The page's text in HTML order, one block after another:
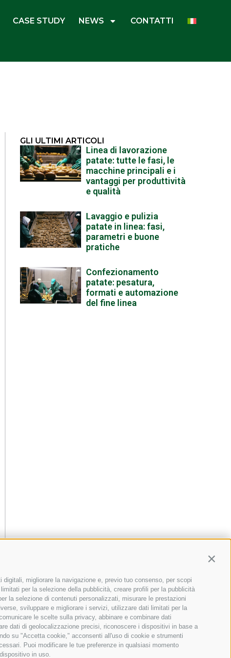
migliorare la navigazione e, previo tuo consenso, per scopi
per la selezione della pubblicità, creare profili per la pubblicità
la selezione di contenuti personalizzati, misurare le prestazioni
sviluppare e migliorare i servizi, utilizzare dati limitati per la
le scelte sulla privacy, abbinare e combinare dati
dati di geolocalizzazione precisi, riconoscere i dispositivi in base a
su "Accetta cookie," acconsenti all'uso di cookie e strumenti
Puoi modificare le tue preferenze in qualsiasi momento
in uso.
CASE STUDY NEWS CONTATTI
GLI ULTIMI ARTICOLI
Linea di lavorazione
patate: tutte le fasi, le
macchine principali e i
vantaggi per produttività
e qualità
Lavaggio e pulizia
patate in linea: fasi,
parametri e buone
pratiche
Confezionamento
patate: pesatura,
formati e automazione
del fine linea